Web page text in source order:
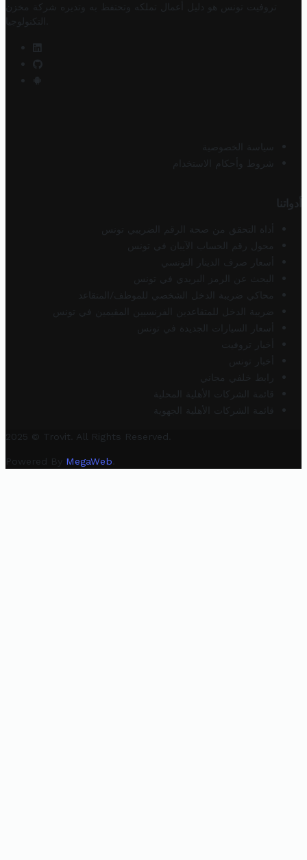
تروفيت تونس هو دليل أعمال تملكه وتحتفظ به وتديره
شركة مخزن
التكنولوجيا
سياسة الخصوصية
شروط وأحكام الاستخدام
أدواتنا
أداة التحقق من صحة الرقم الضريبي تونس
محول رقم الحساب الآيبان في تونس
أسعار صرف الدينار التونسي
البحث عن الرمز البريدي في تونس
محاكي ضريبة الدخل الشخصي للموظف/المتقاعد
ضريبة الدخل للمتقاعدين الفرنسيين المقيمين في تونس
أسعار السيارات الجديدة في تونس
أخبار تروفيت
أخبار تونس
رابط خلفي مجاني
قائمة الشركات الأهلية المحلية
قائمة الشركات الأهلية الجهوية
2025 © Trovit. All Rights Reserved.
Powered By MegaWeb